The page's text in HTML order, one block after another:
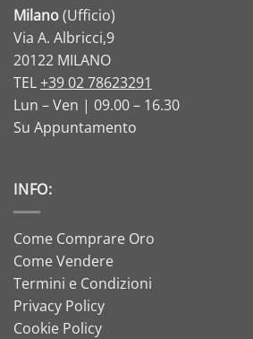
Milano(Ufficio)
Via A. Albricci,9
20122 MILANO
TEL+39 02 78623291
Lun – Ven | 09.00 – 16.30
Su Appuntamento
INFO:
Come Comprare Oro
Come Vendere
Termini e Condizioni
Privacy Policy
Cookie Policy